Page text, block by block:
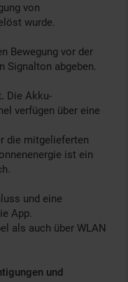
von
wurde.
Bewegung vor der
Signalton abgeben.
Die Akku-
verfügen über eine
die mitgelieferten
ist ein
und eine
App.
als auch über WLAN
und